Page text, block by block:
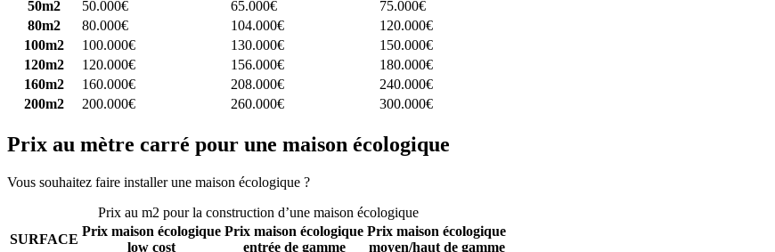
50m2
50.000€ 65.000€
75.000€
80m2
80.000€ 104.000€
120.000€
100m2
100.000€ 130.000€
150.000€
120m2
120.000€ 156.000€
180.000€
160m2
160.000€ 208.000€
240.000€
200m2
200.000€ 260.000€ 300.000€
Prix au mètre carré pour une maison écologique
Vous souhaitez faire installer une maison écologique ?
Prix au m2 pour la construction d’une maison écologique
SURFACE
Prix maison écologique
low cost
Prix maison écologique
entrée de gamme
Prix maison écologique
moyen/haut de gamme